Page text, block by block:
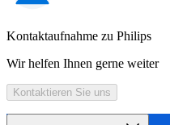
Kontaktaufnahme zu Philips
Wir helfen Ihnen gerne weiter
Kontaktieren Sie uns